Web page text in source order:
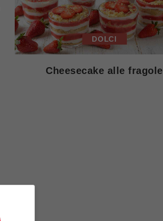
DOLCI
Cheesecake alle fragole